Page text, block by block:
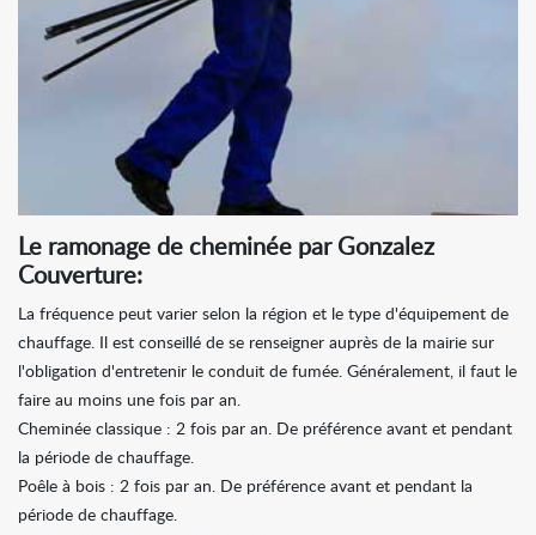
Le ramonage de cheminée par Gonzalez
Couverture:
La fréquence peut varier selon la région et le type d'équipement de
chauffage. Il est conseillé de se renseigner auprès de la mairie sur
l'obligation d'entretenir le conduit de fumée. Généralement, il faut le
faire au moins une fois par an.
Cheminée classique : 2 fois par an. De préférence avant et pendant
la période de chauffage.
Poêle à bois : 2 fois par an. De préférence avant et pendant la
période de chauffage.